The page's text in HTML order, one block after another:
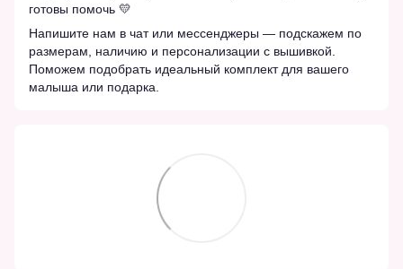
готовы помочь 💛
Напишите нам в чат или мессенджеры — подскажем по
размерам, наличию и персонализации с вышивкой.
Поможем подобрать идеальный комплект для вашего
малыша или подарка.